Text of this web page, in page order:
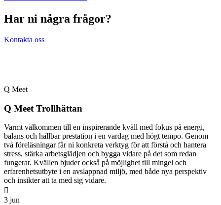
Har ni några frågor?
Kontakta oss
Q Meet
Q Meet Trollhättan
Varmt välkommen till en inspirerande kväll med fokus på energi,
balans och hållbar prestation i en vardag med högt tempo. Genom
två föreläsningar får ni konkreta verktyg för att förstå och hantera
stress, stärka arbetsglädjen och bygga vidare på det som redan
fungerar. Kvällen bjuder också på möjlighet till mingel och
erfarenhetsutbyte i en avslappnad miljö, med både nya perspektiv
och insikter att ta med sig vidare.
3 jun